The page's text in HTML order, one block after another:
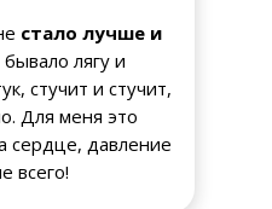
стало лучше и
лягу и
стучит и стучит,
Для меня это
сердце, давление
всего!